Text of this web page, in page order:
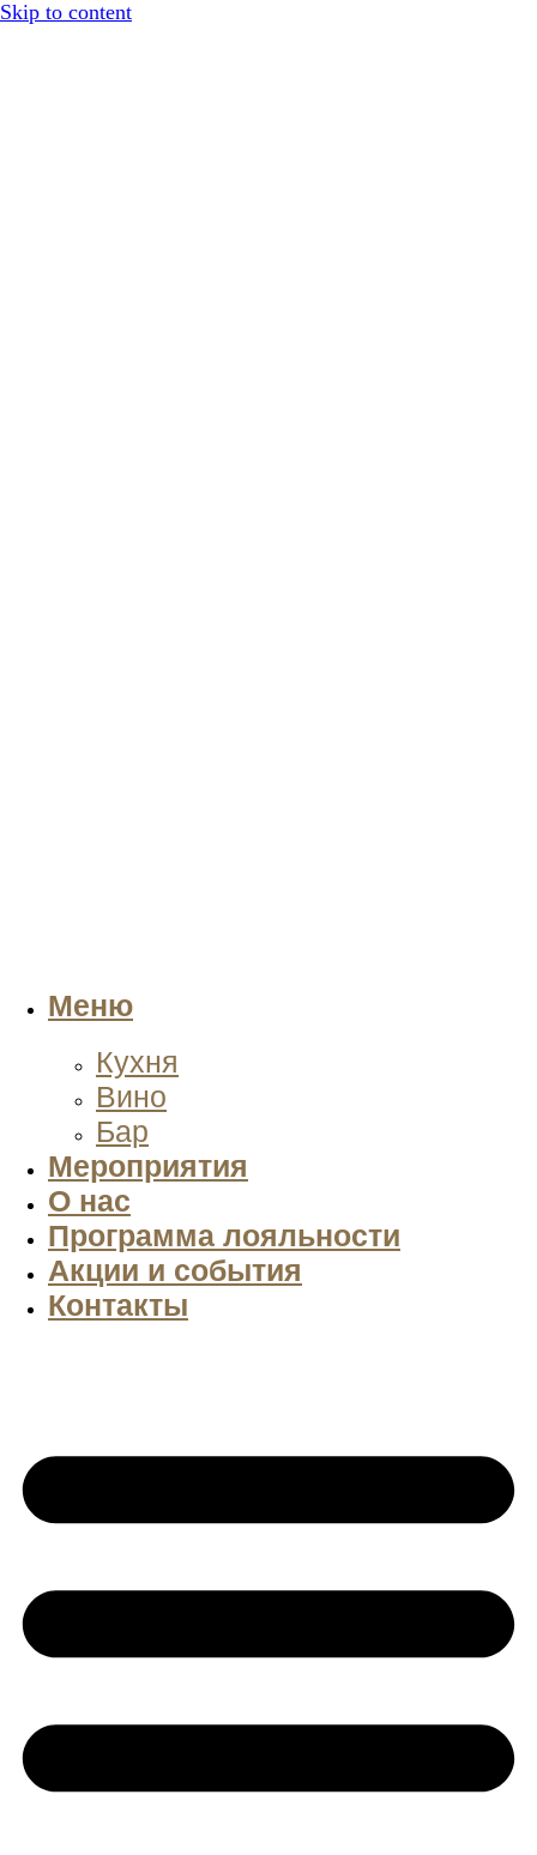
Skip to content
Меню
Кухня
Вино
Бар
Мероприятия
О нас
Программа лояльности
Акции и события
Контакты